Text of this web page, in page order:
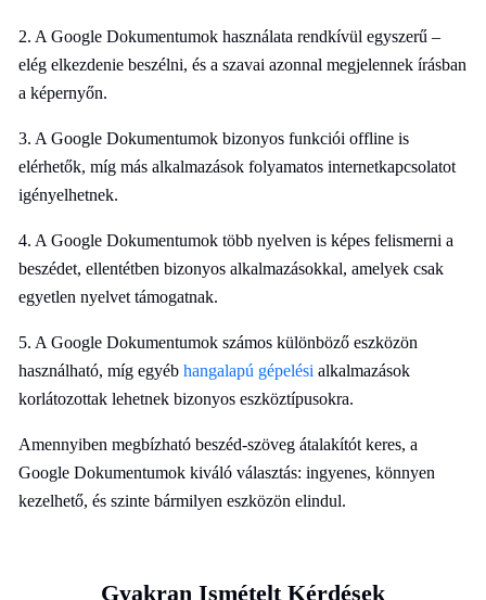
2. A Google Dokumentumok használata rendkívül egyszerű –
elég elkezdenie beszélni, és a szavai azonnal megjelennek írásban
a képernyőn.
3. A Google Dokumentumok bizonyos funkciói offline is
elérhetők, míg más alkalmazások folyamatos internetkapcsolatot
igényelhetnek.
4. A Google Dokumentumok több nyelven is képes felismerni a
beszédet, ellentétben bizonyos alkalmazásokkal, amelyek csak
egyetlen nyelvet támogatnak.
5. A Google Dokumentumok számos különböző eszközön
használható, míg egyéb hangalapú gépelési alkalmazások
korlátozottak lehetnek bizonyos eszköztípusokra.
Amennyiben megbízható beszéd-szöveg átalakítót keres, a
Google Dokumentumok kiváló választás: ingyenes, könnyen
kezelhető, és szinte bármilyen eszközön elindul.
Gyakran Ismételt Kérdések